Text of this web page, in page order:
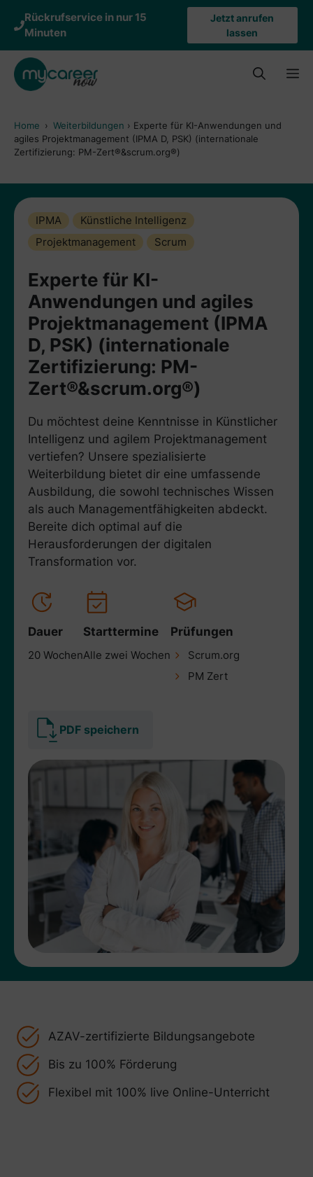
Inhalt
Rückrufservice in nur 15
Minuten
Jetzt anrufen
lassen
Home › Weiterbildungen › Experte für KI-Anwendungen und
agiles Projektmanagement (IPMA D, PSK) (internationale
Zertifizierung: PM-Zert®&scrum.org®)
IPMA
Künstliche Intelligenz
Projektmanagement
Scrum
Experte für KI-
Anwendungen und agiles
Projektmanagement (IPMA
D, PSK) (internationale
Zertifizierung: PM-
Zert®&scrum.org®)
Du möchtest deine Kenntnisse in Künstlicher
Intelligenz und agilem Projektmanagement
vertiefen? Unsere spezialisierte
Weiterbildung bietet dir eine umfassende
Ausbildung, die sowohl technisches Wissen
als auch Managementfähigkeiten abdeckt.
Bereite dich optimal auf die
Herausforderungen der digitalen
Transformation vor.
Dauer
20 Wochen
Starttermine
Alle zwei Wochen
Prüfungen
Scrum.org
PM Zert
PDF speichern
AZAV-zertifizierte Bildungsangebote
Bis zu 100% Förderung
Flexibel mit 100% live Online-Unterricht